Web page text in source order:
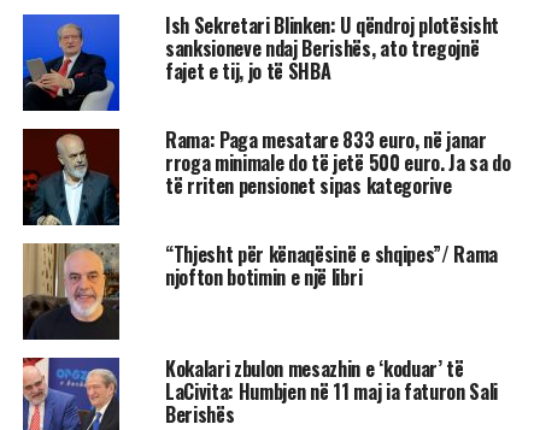
Ish Sekretari Blinken: U qëndroj plotësisht
sanksioneve ndaj Berishës, ato tregojnë
fajet e tij, jo të SHBA
Rama: Paga mesatare 833 euro, në janar
rroga minimale do të jetë 500 euro. Ja sa do
të rriten pensionet sipas kategorive
“Thjesht për kënaqësinë e shqipes”/ Rama
njofton botimin e një libri
Kokalari zbulon mesazhin e ‘koduar’ të
LaCivita: Humbjen në 11 maj ia faturon Sali
Berishës